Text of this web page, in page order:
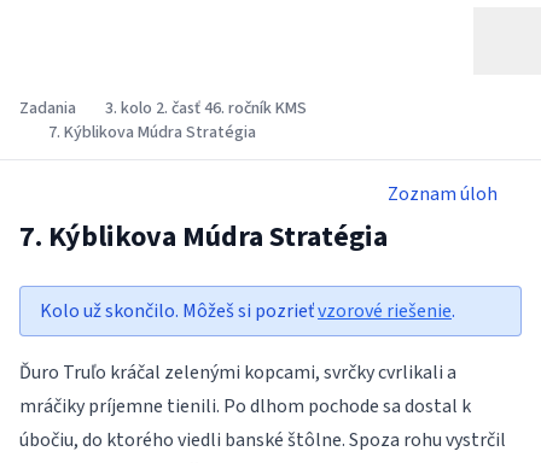
Zadania
3. kolo 2. časť 46. ročník KMS
7. Kýblikova Múdra Stratégia
Zoznam úloh
7. Kýblikova Múdra Stratégia
Kolo už skončilo. Môžeš si pozrieťvzorové riešenie.
Ďuro Truľo kráčal zelenými kopcami, svrčky cvrlikali a
mráčiky príjemne tienili. Po dlhom pochode sa dostal k
úbočiu, do ktorého viedli banské štôlne. Spoza rohu vystrčil